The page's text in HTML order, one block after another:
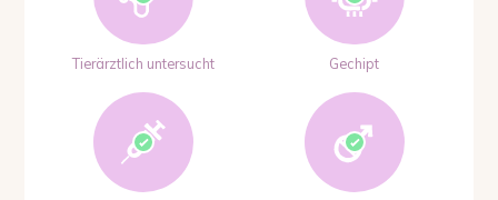
Tierärztlich untersucht Gechipt